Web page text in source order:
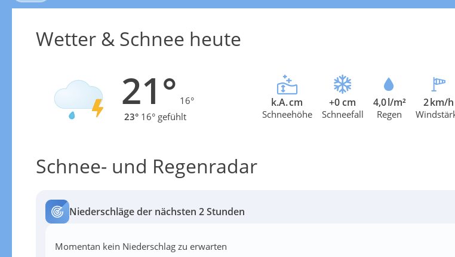
Wetter & Schnee heute
21° 16°
23° 16° gefühlt
k.A. cm
Schneehöhe
+0 cm
Schneefall
4,0 l/m²
Regen
2 km/h
Schnee- und Regenradar
Niederschläge der nächsten 2 Stunden
Momentan kein Niederschlag zu erwarten